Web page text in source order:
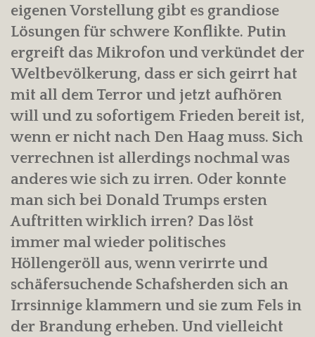
eigenen Vorstellung gibt es grandiose
Lösungen für schwere Konflikte. Putin
ergreift das Mikrofon und verkündet der
Weltbevölkerung, dass er sich geirrt hat
mit all dem Terror und jetzt aufhören
will und zu sofortigem Frieden bereit ist,
wenn er nicht nach Den Haag muss. Sich
verrechnen ist allerdings nochmal was
anderes wie sich zu irren. Oder konnte
man sich bei Donald Trumps ersten
Auftritten wirklich irren? Das löst
immer mal wieder politisches
Höllengeröll aus, wenn verirrte und
schäfersuchende Schafsherden sich an
Irrsinnige klammern und sie zum Fels in
der Brandung erheben. Und vielleicht